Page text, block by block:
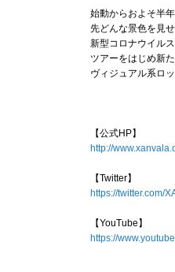
始動からおよそ半
先どんな景色を見
新型コロナウイル
ツアーをはじめ新
ヴィジュアル系ロ
【公式HP】
http://
【Twitter】
https://twitter.com/
【YouTube】
https://